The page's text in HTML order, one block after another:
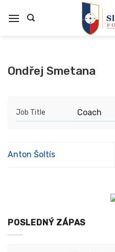
na
Ondřej Smetana
Job Title Coach
Anton Šoltís
POSLEDNÝ ZÁPAS